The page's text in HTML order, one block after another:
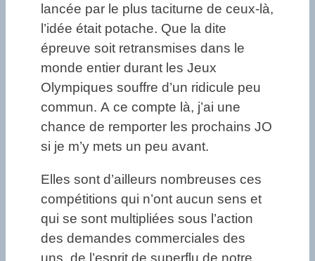
lancée par le plus taciturne de ceux-là,
l’idée était potache. Que la dite
épreuve soit retransmises dans le
monde entier durant les Jeux
Olympiques souffre d’un ridicule peu
commun. A ce compte là, j’ai une
chance de remporter les prochains JO
si je m’y mets un peu avant.
Elles sont d’ailleurs nombreuses ces
compétitions qui n’ont aucun sens et
qui se sont multipliées sous l’action
des demandes commerciales des
uns, de l’esprit de superflu de notre